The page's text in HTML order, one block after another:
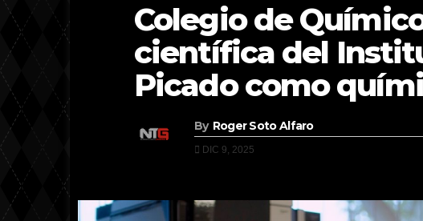
Colegio de
científica del
Picado como
By Roger Soto Alfaro
DIC 9, 2025